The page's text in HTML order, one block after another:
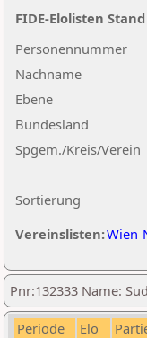
Nachname
Ebene
Sortierung
Personennummer
Bundesland
Spgem./Kreis/Verein
Vereinslisten:Wien
FIDE-Elolisten Stand
Pnr:132333 Name:
Periode Elo